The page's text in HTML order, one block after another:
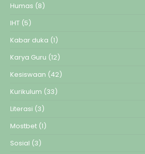
Humas (8)
IHT (5)
Kabar duka (1)
Karya Guru (12)
Kesiswaan (42)
Kurikulum (33)
Literasi (3)
Mostbet (1)
Sosial (3)